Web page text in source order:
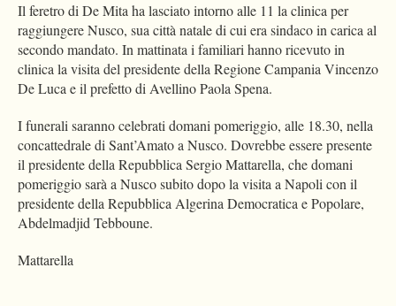
Il feretro di De Mita ha lasciato intorno alle 11 la clinica per
raggiungere Nusco, sua città natale di cui era sindaco in carica al
secondo mandato. In mattinata i familiari hanno ricevuto in
clinica la visita del presidente della Regione Campania Vincenzo
De Luca e il prefetto di Avellino Paola Spena.
I funerali saranno celebrati domani pomeriggio, alle 18.30, nella
concattedrale di Sant’Amato a Nusco. Dovrebbe essere presente
il presidente della Repubblica Sergio Mattarella, che domani
pomeriggio sarà a Nusco subito dopo la visita a Napoli con il
presidente della Repubblica Algerina Democratica e Popolare,
Abdelmadjid Tebboune.
Mattarella